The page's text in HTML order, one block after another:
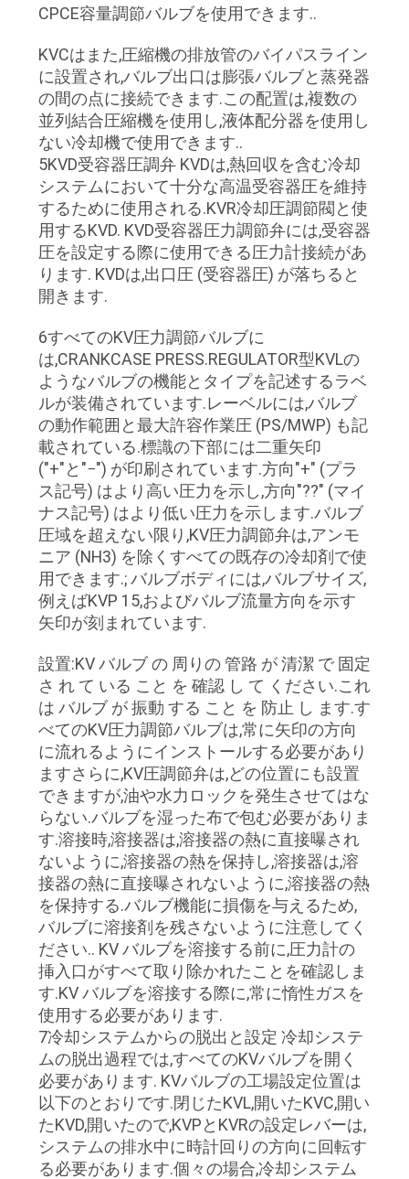
CPCE容量調節バルブを使用できます..
KVCはまた,圧縮機の排放管のバイパスライン
に設置され,バルブ出口は膨張バルブと蒸発器
の間の点に接続できます.この配置は,複数の
並列結合圧縮機を使用し,液体配分器を使用し
ない冷却機で使用できます..
5KVD受容器圧調弁 KVDは,熱回収を含む冷却
システムにおいて十分な高温受容器圧を維持
するために使用される.KVR冷却圧調節閥と使
用するKVD. KVD受容器圧力調節弁には,受容器
圧を設定する際に使用できる圧力計接続があ
ります. KVDは,出口圧 (受容器圧) が落ちると
開きます.
6すべてのKV圧力調節バルブに
は,CRANKCASE PRESS.REGULATOR型KVLの
ようなバルブの機能とタイプを記述するラベ
ルが装備されています.レーベルには,バルブ
の動作範囲と最大許容作業圧 (PS/MWP) も記
載されている.標識の下部には二重矢印
("+"と"−") が印刷されています.方向"+" (プラ
ス記号) はより高い圧力を示し,方向"??" (マイ
ナス記号) はより低い圧力を示します.バルブ
圧域を超えない限り,KV圧力調節弁は,アンモ
ニア (NH3) を除くすべての既存の冷却剤で使
用できます.; バルブボディには,バルブサイズ,
例えばKVP 15,およびバルブ流量方向を示す
矢印が刻まれています.
設置:KV バルブ の 周りの 管路 が 清潔 で 固定
さ れ て いる こと を 確認 し て ください.これ
は バルブ が 振動 する こと を 防止 し ます.す
べてのKV圧力調節バルブは,常に矢印の方向
に流れるようにインストールする必要があり
ますさらに,KV圧調節弁は,どの位置にも設置
できますが,油や水力ロックを発生させてはな
らない.バルブを湿った布で包む必要がありま
す.溶接時,溶接器は,溶接器の熱に直接曝され
ないように,溶接器の熱を保持し,溶接器は,溶
接器の熱に直接曝されないように,溶接器の熱
を保持する.バルブ機能に損傷を与えるため,
バルブに溶接剤を残さないように注意してく
ださい.. KV バルブを溶接する前に,圧力計の
挿入口がすべて取り除かれたことを確認しま
す.KV バルブを溶接する際に,常に惰性ガスを
使用する必要があります.
7冷却システムからの脱出と設定 冷却システ
ムの脱出過程では,すべてのKVバルブを開く
必要があります. KVバルブの工場設定位置は
以下のとおりです.閉じたKVL,開いたKVC,開い
たKVD,開いたので,KVPとKVRの設定レバーは,
システムの排水中に時計回りの方向に回転す
る必要があります.個々の場合,冷却システム